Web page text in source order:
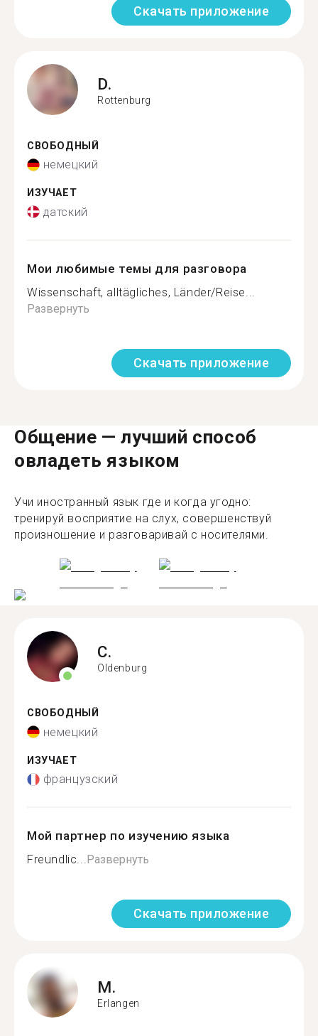
Скачать приложение
D.
Rottenburg
СВОБОДНЫЙ
немецкий
ИЗУЧАЕТ
датский
Мои любимые темы для разговора
Wissenschaft, alltägliches, Länder/Reise...
Развернуть
Скачать приложение
Общение — лучший способ
овладеть языком
Учи иностранный язык где и когда угодно:
тренируй восприятие на слух, совершенствуй
произношение и разговаривай с носителями.
C.
Oldenburg
СВОБОДНЫЙ
немецкий
ИЗУЧАЕТ
французский
Мой партнер по изучению языка
Freundlic...Развернуть
Скачать приложение
M.
Erlangen